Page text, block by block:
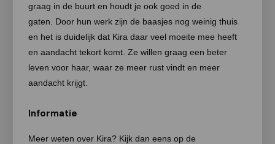
graag in de buurt en houdt je ook goed in de
gaten. Door hun werk zijn de baasjes nog weinig thuis
en het is duidelijk dat Kira daar veel moeite mee heeft
en aandacht tekort komt. Ze willen graag een beter
leven voor haar, waar ze meer rust vindt en meer
aandacht krijgt.
Informatie
Meer weten over Kira? Kijk dan eens op de